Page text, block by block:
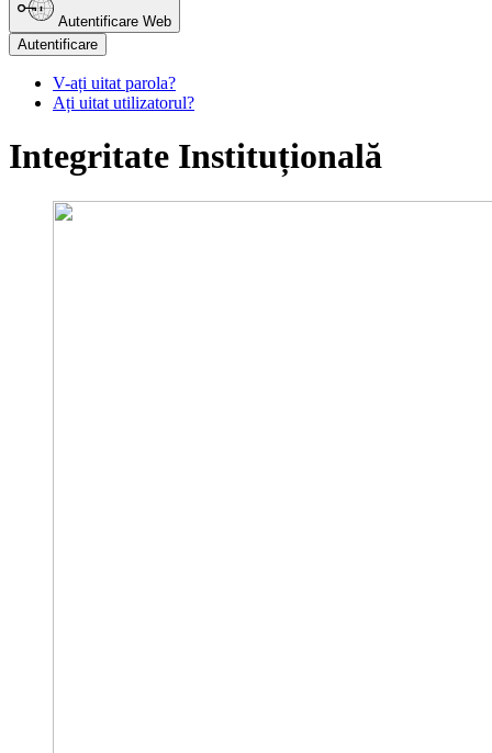
Autentificare Web
Autentificare
V-ați uitat parola?
Ați uitat utilizatorul?
Integritate Instituțională